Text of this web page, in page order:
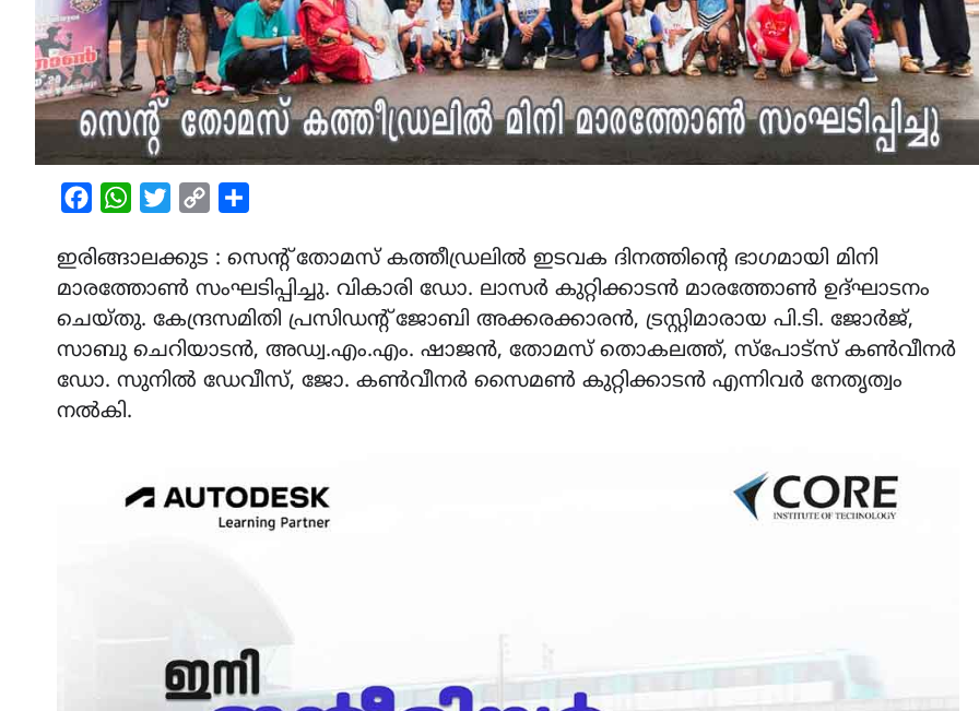
FacebookWhatsAppTwitterCopy
ഇരിങ്ങാലക്കുട : സെന്റ് തോമസ് കത്തീഡ്രലില്‍ ഇടവക ദിനത്തിന്റെ ഭാഗമായി മിനി
മാരത്തോണ്‍ സംഘടിപ്പിച്ചു. വികാരി ഡോ. ലാസര്‍ കുറ്റിക്കാടന്‍ മാരത്തോണ്‍ ഉദ്ഘാടനം
ചെയ്തു. കേന്ദ്രസമിതി പ്രസിഡന്റ് ജോബി അക്കരക്കാരന്‍, ട്രസ്റ്റിമാരായ പി.ടി. ജോര്‍ജ്,
സാബു ചെറിയാടന്‍, അഡ്വ.എം.എം. ഷാജന്‍, തോമസ് തൊകലത്ത്, സ്‌പോട്‌സ് കണ്‍വീനര്‍
ഡോ. സുനില്‍ ഡേവീസ്, ജോ. കണ്‍വീനര്‍ സൈമണ്‍ കുറ്റിക്കാടന്‍ എന്നിവര്‍ നേതൃത്വം
നല്‍കി.